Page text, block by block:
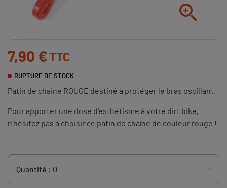

7,90 €TTC
RUPTURE DE STOCK
Patin de chaine ROUGE destiné à protéger le bras oscillant.
Pour apporter une dose d'esthétisme à votre dirt bike,
n'hésitez pas à choisir ce patin de chaîne de couleur rouge !